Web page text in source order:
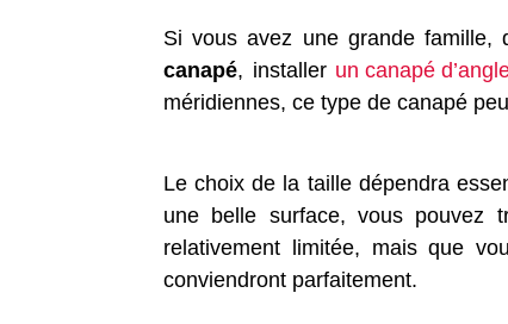
Si vous avez une grande famille,
canapé, installer un canapé
méridiennes, ce type de canapé
Le choix de la taille dépendra
une belle surface, vous
relativement limitée, mais que
conviendront parfaitement.